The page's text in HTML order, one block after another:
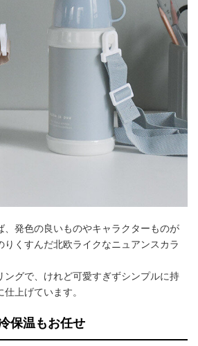
、発色の良いものやキャラクターものが
りくすんだ北欧ライクなニュアンスカラ
ングで、けれど可愛すぎずシンプルに持
上げています。
保温もお任せ